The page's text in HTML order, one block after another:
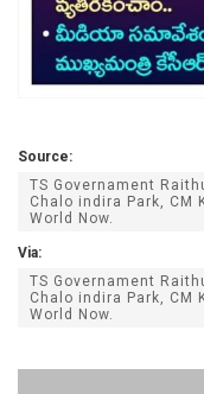
Source:
TS Governament
Chalo indira Park, CM
World Now.
Via:
TS Governament
Chalo indira Park, CM
World Now.